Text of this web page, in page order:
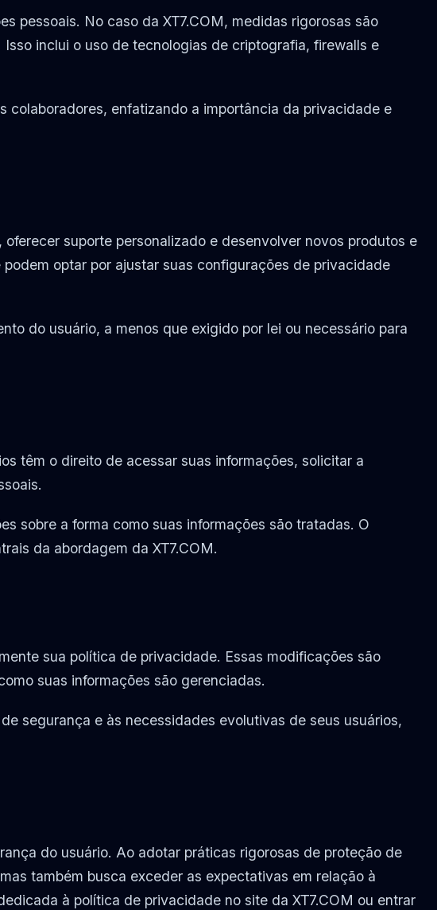
pessoais. No caso da XT7.COM, medidas rigorosas são
inclui o uso de tecnologias de criptografia, firewalls e
colaboradores, enfatizando a importância da privacidade e
suporte personalizado e desenvolver novos produtos e
optar por ajustar suas configurações de privacidade
do usuário, a menos que exigido por lei ou necessário para
têm o direito de acessar suas informações, solicitar a
sobre a forma como suas informações são tratadas. O
da abordagem da XT7.COM.
sua política de privacidade. Essas modificações são
suas informações são gerenciadas.
segurança e às necessidades evolutivas de seus usuários,
do usuário. Ao adotar práticas rigorosas de proteção de
também busca exceder as expectativas em relação à
à política de privacidade no site da XT7.COM ou entrar